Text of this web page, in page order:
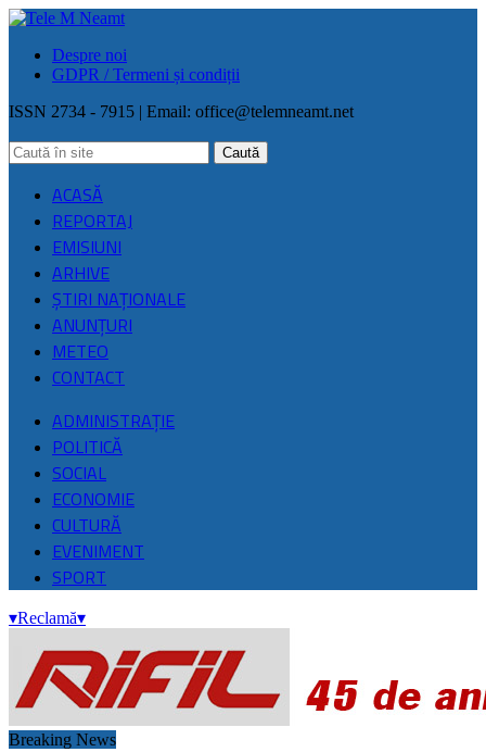
Despre noi
GDPR / Termeni și condiții
ISSN 2734 - 7915 | Email: office@telemneamt.net
ACASĂ
REPORTAJ
EMISIUNI
ARHIVE
ŞTIRI NAŢIONALE
ANUNȚURI
METEO
CONTACT
ADMINISTRAȚIE
POLITICĂ
SOCIAL
ECONOMIE
CULTURĂ
EVENIMENT
SPORT
▾Reclamă▾
Breaking News